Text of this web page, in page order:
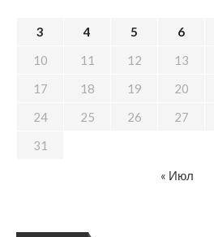
3
4 5 6
10
11 12 13
17
18 19 20
24
25 26 27
31
« Июл